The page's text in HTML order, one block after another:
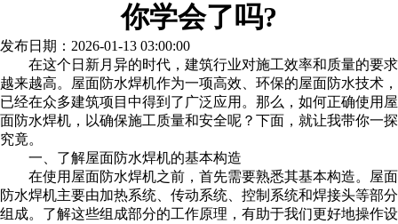
你学会了吗?
发布日期：2026-01-13 03:00:00
在这个日新月异的时代，建筑行业对施工效率和质量的要求
越来越高。屋面防水焊机作为一项高效、环保的屋面防水技术，
已经在众多建筑项目中得到了广泛应用。那么，如何正确使用屋
面防水焊机，以确保施工质量和安全呢？下面，就让我带你一探
究竟。
一、了解屋面防水焊机的基本构造
在使用屋面防水焊机之前，首先需要熟悉其基本构造。屋面
防水焊机主要由加热系统、传动系统、控制系统和焊接头等部分
组成。了解这些组成部分的工作原理，有助于我们更好地操作设